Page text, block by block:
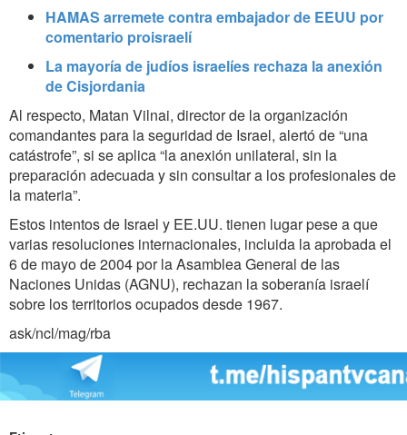
HAMAS arremete contra embajador de EEUU por
comentario proisraelí
La mayoría de judíos israelíes rechaza la anexión
de Cisjordania
Al respecto, Matan Vilnai, director de la organización
comandantes para la seguridad de Israel, alertó de “una
catástrofe”, si se aplica “la anexión unilateral, sin la
preparación adecuada y sin consultar a los profesionales de
la materia”.
Estos intentos de Israel y EE.UU. tienen lugar pese a que
varias resoluciones internacionales, incluida la aprobada el
6 de mayo de 2004 por la Asamblea General de las
Naciones Unidas (AGNU), rechazan la soberanía israelí
sobre los territorios ocupados desde 1967.
ask/ncl/mag/rba